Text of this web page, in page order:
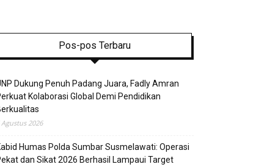
Pos-pos Terbaru
Dukung Penuh Padang Juara, Fadly Amran
Kolaborasi Global Demi Pendidikan
Agustus 2026
Humas Polda Sumbar Susmelawati: Operasi
dan Sikat 2026 Berhasil Lampaui Target